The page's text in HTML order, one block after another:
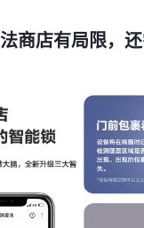
商店有局限，